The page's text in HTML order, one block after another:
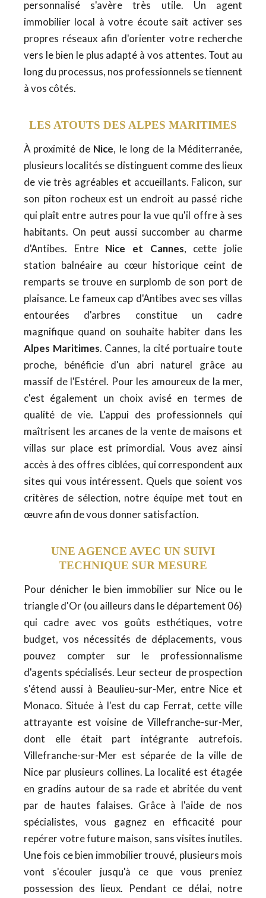
personnalisé s'avère très utile. Un agent
immobilier local à votre écoute sait activer ses
propres réseaux afin d'orienter votre recherche
vers le bien le plus adapté à vos attentes. Tout au
long du processus, nos professionnels se tiennent
à vos côtés.
LES ATOUTS DES ALPES MARITIMES
À proximité de Nice, le long de la Méditerranée,
plusieurs localités se distinguent comme des lieux
de vie très agréables et accueillants. Falicon, sur
son piton rocheux est un endroit au passé riche
qui plaît entre autres pour la vue qu'il offre à ses
habitants. On peut aussi succomber au charme
d'Antibes. Entre Nice et Cannes, cette jolie
station balnéaire au cœur historique ceint de
remparts se trouve en surplomb de son port de
plaisance. Le fameux cap d'Antibes avec ses villas
entourées d'arbres constitue un cadre
magnifique quand on souhaite habiter dans les
Alpes Maritimes. Cannes, la cité portuaire toute
proche, bénéficie d'un abri naturel grâce au
massif de l'Estérel. Pour les amoureux de la mer,
c'est également un choix avisé en termes de
qualité de vie. L'appui des professionnels qui
maîtrisent les arcanes de la vente de maisons et
villas sur place est primordial. Vous avez ainsi
accès à des offres ciblées, qui correspondent aux
sites qui vous intéressent. Quels que soient vos
critères de sélection, notre équipe met tout en
œuvre afin de vous donner satisfaction.
UNE AGENCE AVEC UN SUIVI
TECHNIQUE SUR MESURE
Pour dénicher le bien immobilier sur Nice ou le
triangle d'Or (ou ailleurs dans le département 06)
qui cadre avec vos goûts esthétiques, votre
budget, vos nécessités de déplacements, vous
pouvez compter sur le professionnalisme
d'agents spécialisés. Leur secteur de prospection
s'étend aussi à Beaulieu-sur-Mer, entre Nice et
Monaco. Située à l'est du cap Ferrat, cette ville
attrayante est voisine de Villefranche-sur-Mer,
dont elle était part intégrante autrefois.
Villefranche-sur-Mer est séparée de la ville de
Nice par plusieurs collines. La localité est étagée
en gradins autour de sa rade et abritée du vent
par de hautes falaises. Grâce à l'aide de nos
spécialistes, vous gagnez en efficacité pour
repérer votre future maison, sans visites inutiles.
Une fois ce bien immobilier trouvé, plusieurs mois
vont s'écouler jusqu'à ce que vous preniez
possession des lieux. Pendant ce délai, notre